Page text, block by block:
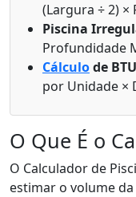
(Largura ÷ 2)
Piscina
Profundidade
Cálculode
por Unidade ×
O Que É o
O Calculador de
estimar o volume